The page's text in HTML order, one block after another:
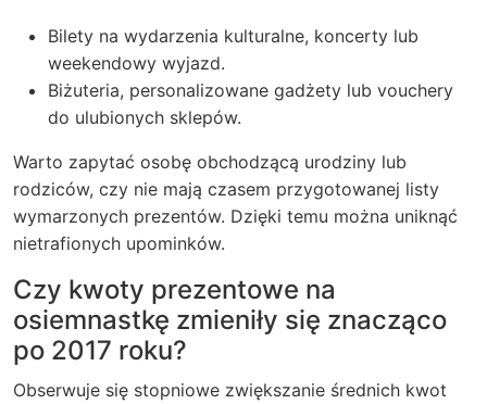
Bilety na wydarzenia kulturalne, koncerty lub
weekendowy wyjazd.
Biżuteria, personalizowane gadżety lub vouchery
do ulubionych sklepów.
Warto zapytać osobę obchodzącą urodziny lub
rodziców, czy nie mają czasem przygotowanej listy
wymarzonych prezentów. Dzięki temu można uniknąć
nietrafionych upominków.
Czy kwoty prezentowe na
osiemnastkę zmieniły się znacząco
po 2017 roku?
Obserwuje się stopniowe zwiększanie średnich kwot